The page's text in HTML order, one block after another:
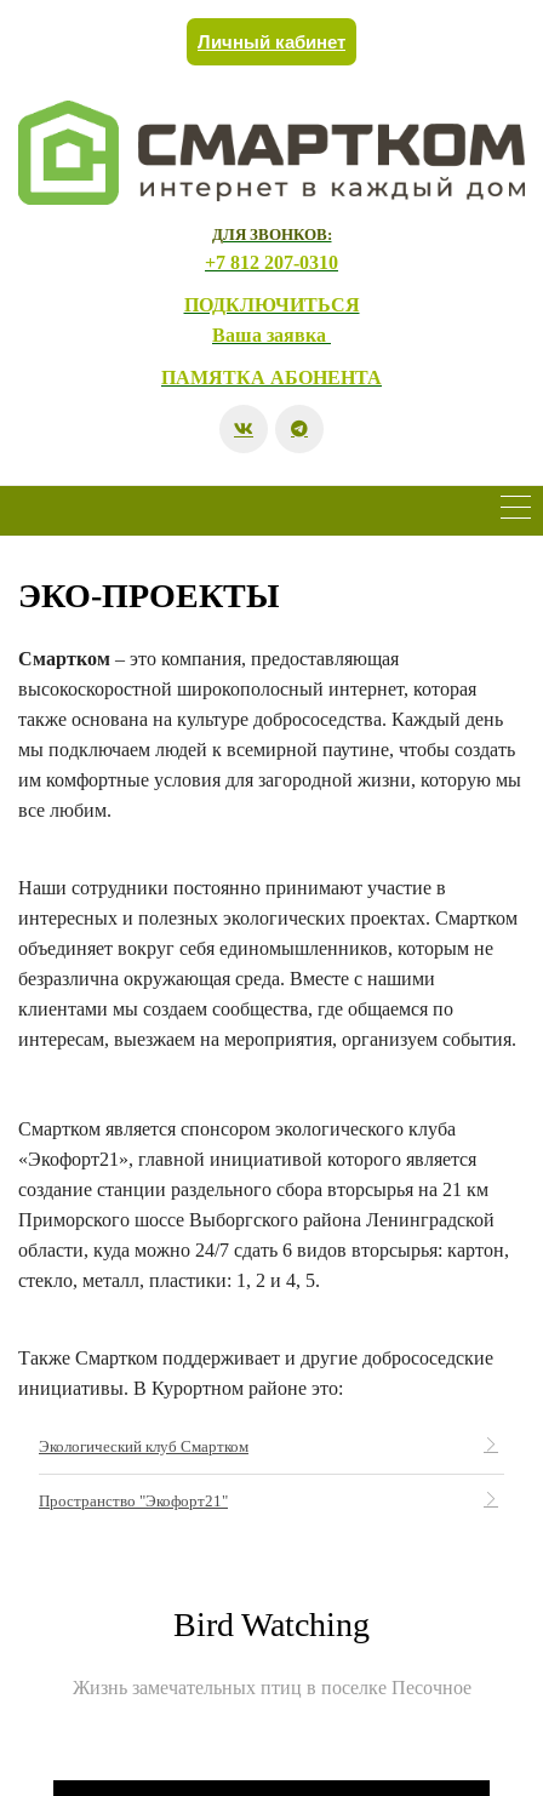
Личный кабинет
ДЛЯ ЗВОНКОВ:
+7 812 207-0310
ПОДКЛЮЧИТЬСЯ
Ваша заявка
ПАМЯТКА АБОНЕНТА
ЭКО-ПРОЕКТЫ
Смартком – это компания, предоставляющая
высокоскоростной широкополосный интернет, которая
также основана на культуре добрососедства. Каждый день
мы подключаем людей к всемирной паутине, чтобы создать
им комфортные условия для загородной жизни, которую мы
все любим.
Наши сотрудники постоянно принимают участие в
интересных и полезных экологических проектах. Смартком
объединяет вокруг себя единомышленников, которым не
безразлична окружающая среда. Вместе с нашими
клиентами мы создаем сообщества, где общаемся по
интересам, выезжаем на мероприятия, организуем события.
Смартком является спонсором экологического клуба
«Экофорт21», главной инициативой которого является
создание станции раздельного сбора вторсырья на 21 км
Приморского шоссе Выборгского района Ленинградской
области, куда можно 24/7 сдать 6 видов вторсырья: картон,
стекло, металл, пластики: 1, 2 и 4, 5.
Также Смартком поддерживает и другие добрососедские
инициативы. В Курортном районе это:
Экологический клуб Смартком
Пространство "Экофорт21"
Bird Watching
Жизнь замечательных птиц в поселке Песочное